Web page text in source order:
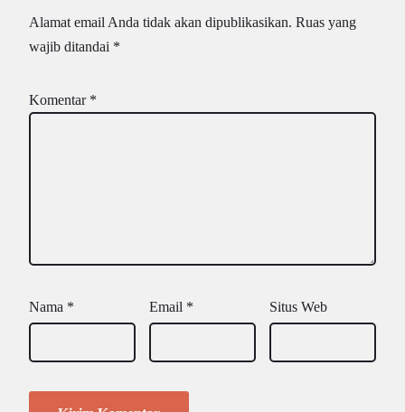
Alamat email Anda tidak akan dipublikasikan. Ruas yang
wajib ditandai *
Komentar *
Nama * Email * Situs Web